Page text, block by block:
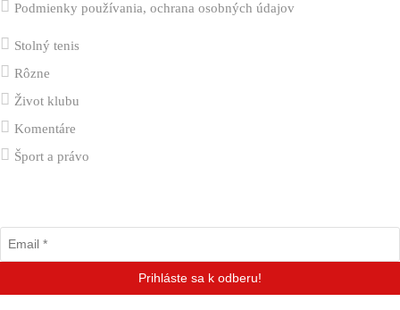
Podmienky používania, ochrana osobných údajov
Stolný tenis
Rôzne
Život klubu
Komentáre
Šport a právo